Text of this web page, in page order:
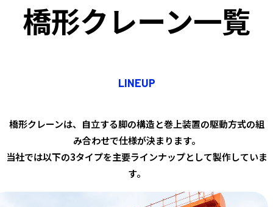
橋形クレーン一覧
LINEUP
橋形クレーンは、自立する脚の構造と巻上装置の駆動方式の組
み合わせで仕様が決まります。
当社では以下の3タイプを主要ラインナップとして製作していま
す。